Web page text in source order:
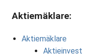
Aktiemäklare:
Aktiemäklare
Aktieinvest